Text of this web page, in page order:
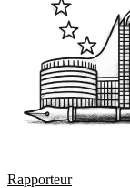
Rapporteur